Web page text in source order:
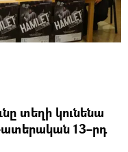
տեղի կունենա
13–րդ